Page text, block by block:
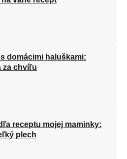
domácimi haluškami:
za chvíľu
receptu mojej maminky:
plech